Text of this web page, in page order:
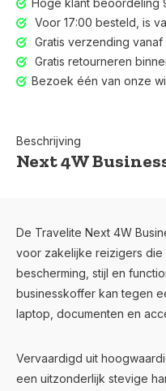
Voor 17:00 besteld,
Hoge klant beoordeling
Voor 17:00 besteld, is
Gratis verzending
Gratis retourneren
Bezoek één van onze
Beschrijving
Next 4W
De Travelite Next 4W
voor zakelijke reizigers die
bescherming, stijl en
businesskoffer kan tegen
laptop, documenten en
Vervaardigd uit
een uitzonderlijk stevige